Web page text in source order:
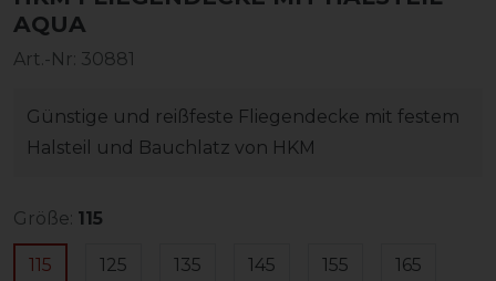
AQUA
Art.-Nr: 30881
Günstige und reißfeste Fliegendecke mit festem
Halsteil und Bauchlatz von HKM
Größe: 115
115 125 135 145 155 165